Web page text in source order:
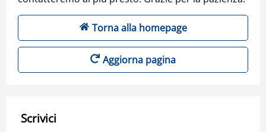
Torna alla homepage
Aggiorna pagina
Scrivici